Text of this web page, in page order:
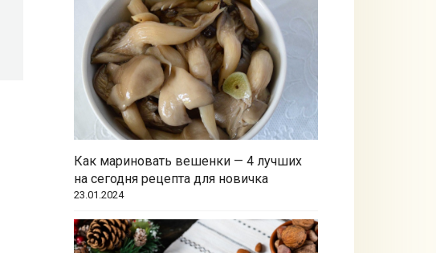
Как мариновать вешенки — 4 лучших
на сегодня рецепта для новичка
23.01.2024